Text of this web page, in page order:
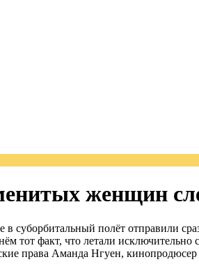
женщин
в суборбитальный полёт отправили
тот факт, что летали
права Аманда Нгуен,